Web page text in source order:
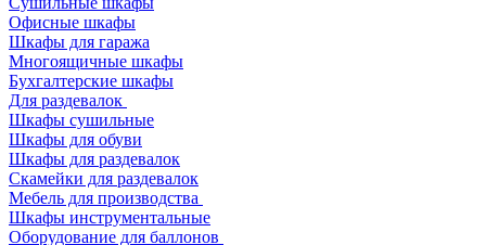
Офисные шкафы
Шкафы для гаража
Многоящичные шкафы
Бухгалтерские шкафы
Для раздевалок
Шкафы сушильные
Шкафы для обуви
Шкафы для раздевалок
Скамейки для раздевалок
Мебель для производства
Шкафы инструментальные
Оборудование для баллонов